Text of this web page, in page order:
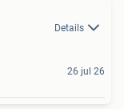
Details
26 jul 26